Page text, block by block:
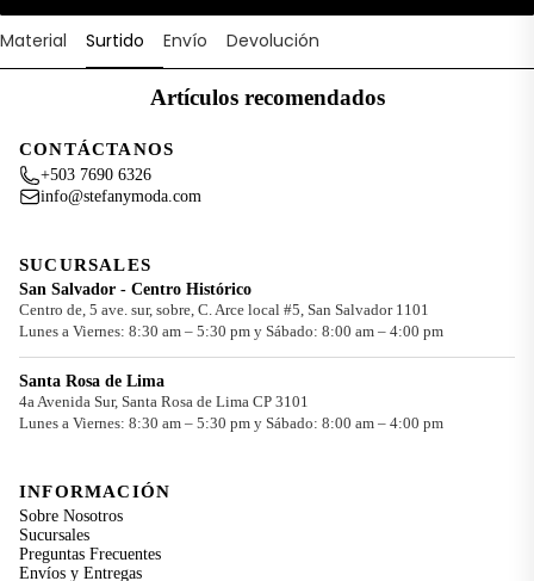
Material Surtido Envío Devolución
Artículos recomendados
CONTÁCTANOS
+503 7690 6326
info@stefanymoda.com
SUCURSALES
San Salvador - Centro Histórico
Centro de, 5 ave. sur, sobre, C. Arce local #5, San Salvador 1101
Lunes a Viernes: 8:30 am – 5:30 pm y Sábado: 8:00 am – 4:00 pm
Santa Rosa de Lima
4a Avenida Sur, Santa Rosa de Lima CP 3101
Lunes a Viernes: 8:30 am – 5:30 pm y Sábado: 8:00 am – 4:00 pm
INFORMACIÓN
Sobre Nosotros
Sucursales
Preguntas Frecuentes
Envíos y Entregas